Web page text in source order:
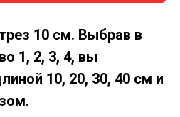
10 см. Выбрав в
1, 2, 3, 4, вы
10, 20, 30, 40 см и